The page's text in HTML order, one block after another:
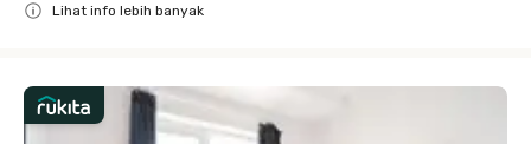
Lihat info lebih banyak